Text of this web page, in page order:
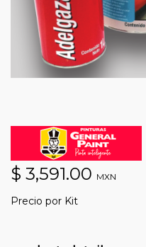
$ 3,591.00 MXN
Precio por Kit